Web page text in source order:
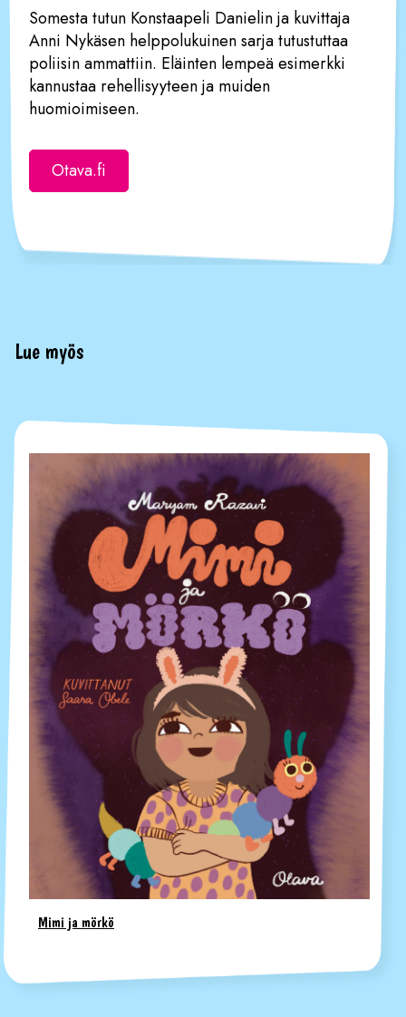
Somesta tutun Konstaapeli Danielin ja kuvittaja
Anni Nykäsen helppolukuinen sarja tutustuttaa
poliisin ammattiin. Eläinten lempeä esimerkki
kannustaa rehellisyyteen ja muiden
huomioimiseen.
Otava.fi
Lue myös
Mimi ja mörkö